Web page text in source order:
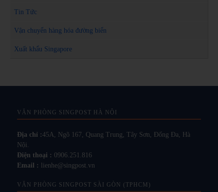
Tin Tức
Vận chuyển hàng hóa đường biển
Xuất khẩu Singapore
VĂN PHÒNG SINGPOST HÀ NỘI
Địa chỉ :45A, Ngõ 167, Quang Trung, Tây Sơn, Đống Đa, Hà
Nội.
Điện thoại : 0906.251.816
Email : lienhe@singpost.vn
VĂN PHÒNG SINGPOST SÀI GÒN (TPHCM)